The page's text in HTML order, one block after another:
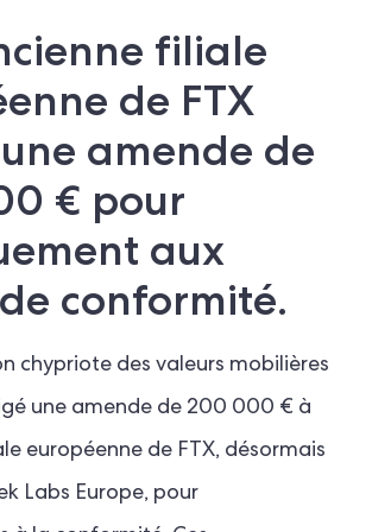
filiale
de FTX
amende de
€ pour
aux
conformité.
chypriote des valeurs mobilières
une amende de 200 000 € à
européenne de FTX, désormais
Labs Europe, pour